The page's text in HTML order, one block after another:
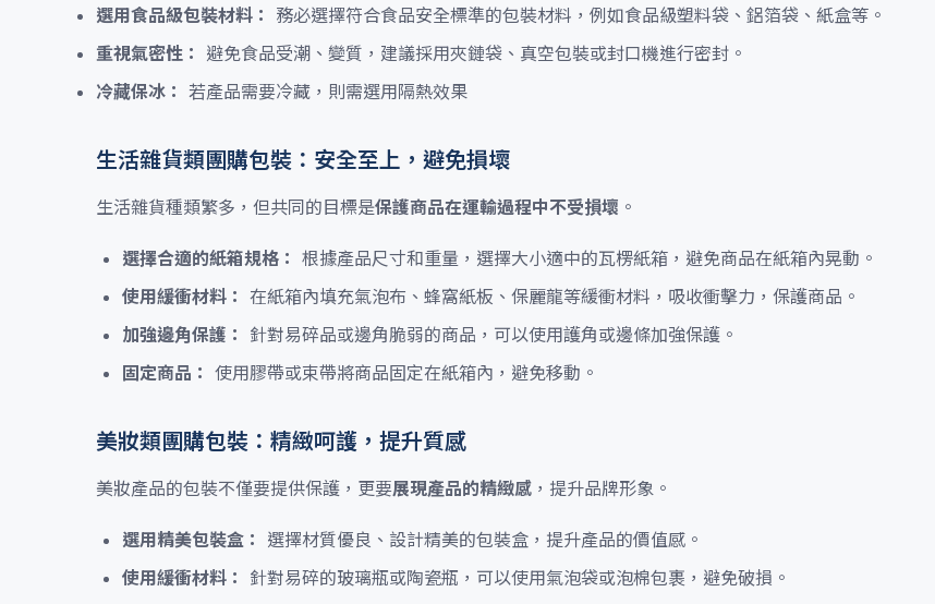
選用食品級包裝材料：
務必選擇符合食品安全標準的包裝材料，例如食品級塑料袋、鋁箔袋、紙盒等。
重視氣密性：
避免食品受潮、變質，建議採用夾鏈袋、真空包裝或封口機進行密封。
冷藏保冰： 若產品需要冷藏，則需選用隔熱效果
生活雜貨類團購包裝：安全至上，避免損壞
生活雜貨種類繁多，但共同的目標是保護商品在運輸過程中不受損壞 。
選擇合適的紙箱規格： 根據產品尺寸和重量，選擇大小適中的瓦楞紙箱，避免商品在紙箱內晃動。
使用緩衝材料： 在紙箱內填充氣泡布、蜂窩紙板、保麗龍等緩衝材料，吸收衝擊力，保護商品。
加強邊角保護：
針對易碎品或邊角脆弱的商品，可以使用護角或邊條加強保護。
固定商品： 使用膠帶或束帶將商品固定在紙箱內，避免移動。
美妝類團購包裝：精緻呵護，提升質感
美妝產品的包裝不僅要提供保護，更要展現產品的精緻感 ，提升品牌形象。
選用精美包裝盒：
選擇材質優良、設計精美的包裝盒，提升產品的價值感。
使用緩衝材料：
針對易碎的玻璃瓶或陶瓷瓶，可以使用氣泡袋或泡棉包裹，避免破損。